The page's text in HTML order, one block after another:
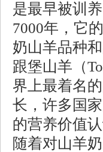
是最早被训
7000年，它
奶山羊品种
跟堡山羊（
界上最着名
长，许多国
的营养价值
随着对山羊